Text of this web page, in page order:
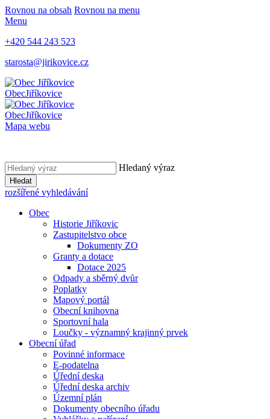
Rovnou na obsah Rovnou na menu
Menu
+420 544 243 523
starosta@jirikovice.cz
ObecJiříkovice
ObecJiříkovice
Mapa webu
Hledaný výraz
Hledat
rozšířené vyhledávání
Obec
Historie Jiříkovic
Zastupitelstvo obce
Dokumenty ZO
Granty a dotace
Dotace 2025
Odpady a sběrný dvůr
Poplatky
Mapový portál
Obecní knihovna
Sportovní hala
Loučky - významný krajinný prvek
Obecní úřad
Povinné informace
E-podatelna
Úřední deska
Úřední deska archiv
Územní plán
Dokumenty obecního úřadu